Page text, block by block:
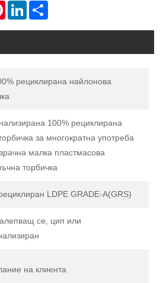
PinterestLinkedIn
рециклирана найлонова
100% рециклирана
за многократна употреба
малка пластмасова
торбичка
LDPE GRADE-A(GRS)
се, цип или
на клиента